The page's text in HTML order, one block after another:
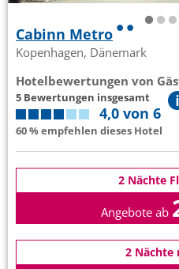
Cabinn Metro
Kopenhagen, Dänemark
Hotelbewertungen von
5 Bewertungen insgesamt
4,0 von 6
60 % empfehlen dieses Hotel
2 Nächte
Angebote ab
2 Nächte